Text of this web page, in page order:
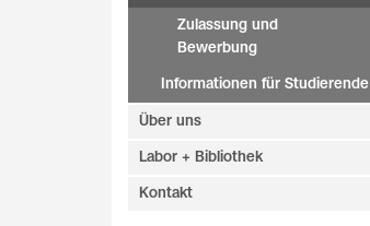
Zulassung und
Bewerbung
Informationen für Studierende
Über uns
Labor + Bibliothek
Kontakt